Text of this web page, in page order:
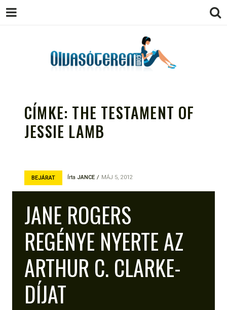
EGÉSZSÉGES OLVASÁS
TÁMOGATÓJA
CÍMKE: THE TESTAMENT OF
JESSIE LAMB
BEJÁRAT Írta JANCE MÁJ 5, 2012
JANE ROGERS
REGÉNYE NYERTE AZ
ARTHUR C. CLARKE-
DÍJAT